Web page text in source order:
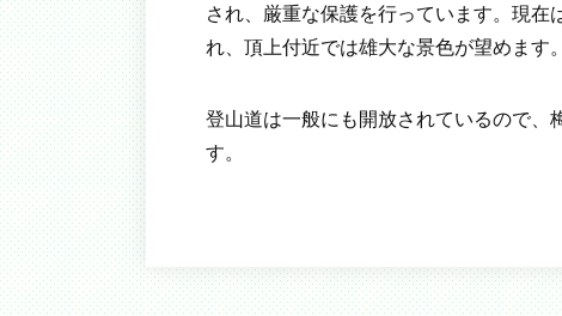
され、厳重な保護を行っています。現
れ、頂上付近では雄大な景色が望めます。
登山道は一般にも開放されているので
す。